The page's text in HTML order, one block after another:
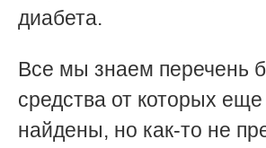
диабета.
Все мы знаем перечень
средства от которых
найдены, но как-то не